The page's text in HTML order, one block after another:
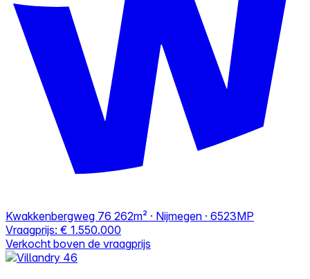
Kwakkenbergweg 76 262m² · Nijmegen · 6523MP
Vraagprijs: € 1.550.000
Verkocht boven de vraagprijs